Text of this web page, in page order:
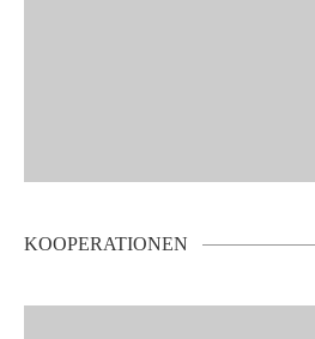
KOOPERATIONEN